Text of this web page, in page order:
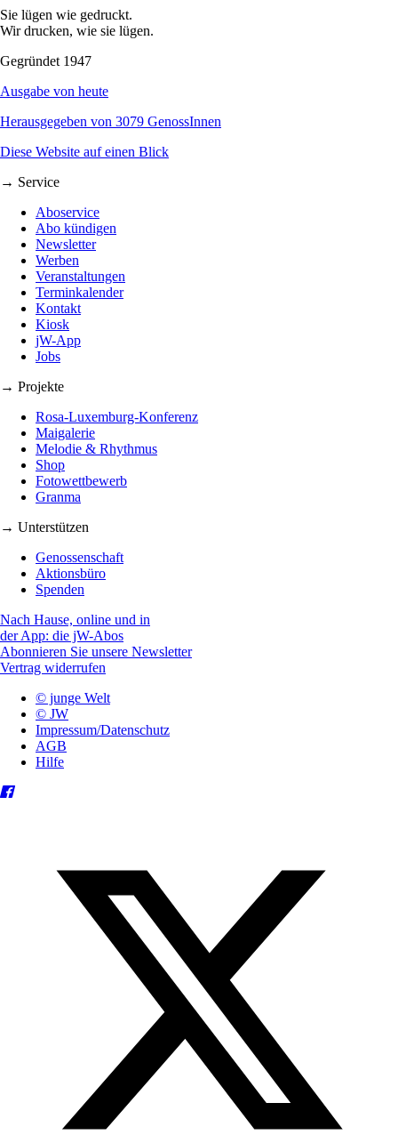
Sie lügen wie gedruckt.
Wir drucken, wie sie lügen.
Gegründet 1947
Ausgabe von heute
Herausgegeben von 3079 GenossInnen
Diese Website auf einen Blick
→ Service
Aboservice
Abo kündigen
Newsletter
Werben
Veranstaltungen
Terminkalender
Kontakt
Kiosk
jW-App
Jobs
→ Projekte
Rosa-Luxemburg-Konferenz
Maigalerie
Melodie & Rhythmus
Shop
Fotowettbewerb
Granma
→ Unterstützen
Genossenschaft
Aktionsbüro
Spenden
Nach Hause, online und in
der App: die jW-Abos
Abonnieren Sie unsere Newsletter
Vertrag widerrufen
© junge Welt
© JW
Impressum/Datenschutz
AGB
Hilfe